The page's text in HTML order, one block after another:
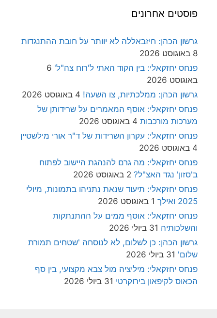
פוסטים אחרונים
גרשון הכהן: חיזבאללה לא יוותר על חובת ההתנגדות
8 באוגוסט 2026
פנחס יחזקאלי: בין הקוד האתי ל'רוח צה"ל' 6
באוגוסט 2026
גרשון הכהן: ממלכתיות, צו השעה! 4 באוגוסט 2026
פנחס יחזקאלי: אוסף המאמרים על שרידותן של
מערכות מורכבות 4 באוגוסט 2026
פנחס יחזקאלי: עקרון השרידות של ד"ר אורי מילשטיין
4 באוגוסט 2026
פנחס יחזקאלי: מה גרם להנהגת היישוב לפתוח
ב'סזון' נגד האצ"ל? 2 באוגוסט 2026
פנחס יחזקאלי: תיעוד שנאת נתניהו בתמונות, מיולי
2025 ואילך
1 באוגוסט 2026
פנחס יחזקאלי: אוסף ממים על ההתנתקות
והשלכותיה 31 ביולי 2026
גרשון הכהן: כן לשלום, לא לנוסחה 'שטחים תמורת
שלום' 31 ביולי 2026
פנחס יחזקאלי: מיליציה מול צבא מקצועי, בין סף
הכאוס לקיפאון בירוקרטי 31 ביולי 2026